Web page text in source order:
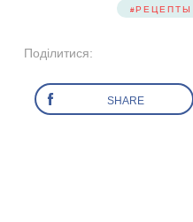
РЕЦЕПТЫ
Поділитися:
SHARE